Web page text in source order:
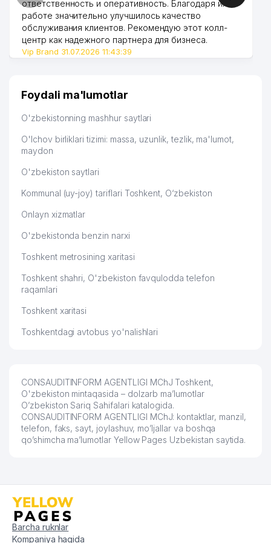
49
DAVR BANK XUSUSIY AKSIYADORLIK
TIJORAT BANK YAKKASAROY FILIALI
50 MAGIC CINEMA STUDIO MChJ
52
SOHASIDA ANALITIK NAZORATGA
IXTISOSLAShGAN MARKAZI
53
UYUSHMASI
55 ANDIJONKABEL QK AJ
56 SARUS BIZNES SERVIS MChJ
UBI CONSULTING MChJ
58 A-NIKA MChJ
59 AGRO PROM STROY PERLIT MChJ
GAZ PECHKA TA'MIRI XUSUSIY
62
TOSHKENT SHAHRI TASHKILOT
TELEFONLARI HAQIDA MA'LUMOT
BYUROSI
ответственность и оперативность. Благодаря их
работе значительно улучшилось качество
обслуживания клиентов. Рекомендую этот колл-
центр как надежного партнера для бизнеса.
Vip Brand 31.07.2026 11:43:39
Foydali ma'lumotlar
O'zbekistonning mashhur saytlari
O'lchov birliklari tizimi: massa, uzunlik, tezlik, ma'lumot,
maydon
O'zbekiston saytlari
Kommunal (uy-joy) tariflari Toshkent, O‘zbekiston
Onlayn xizmatlar
O'zbekistonda benzin narxi
Toshkent metrosining xaritasi
Toshkent shahri, O'zbekiston favqulodda telefon
raqamlari
Toshkent xaritasi
Toshkentdagi avtobus yo'nalishlari
CONSAUDITINFORM AGENTLIGI MChJ Toshkent,
O'zbekiston mintaqasida – dolzarb ma’lumotlar
O’zbekiston Sariq Sahifalari katalogida.
CONSAUDITINFORM AGENTLIGI MChJ: kontaktlar, manzil,
telefon, faks, sayt, joylashuv, mo’ljallar va boshqa
qo’shimcha ma’lumotlar Yellow Pages Uzbekistan saytida.
Barcha ruknlar
Kompaniya haqida